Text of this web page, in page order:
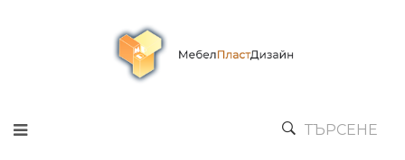
ТЪРСЕНЕ